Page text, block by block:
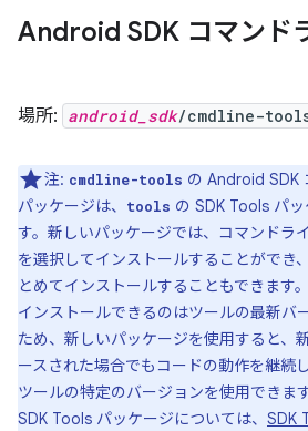
Android SDK コマンド
場所: android_sdk/cmdline-
注: cmdline-tools の Android SDK
パッケージは、
tools の SDK Tools パ
す。新しいパッケージでは、コマンドラ
を選択してインストールすることができ
とめてインストールすることもできます
インストールできるのはツールの最新バ
ため、新しいパッケージを使用すると、
ースされた場合でもコードの動作を継続
ツールの特定のバージョンを使用できま
SDK Tools パッケージについては、 SDK